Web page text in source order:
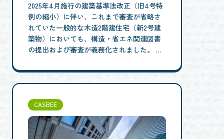
2025年4月施行の建築基準法改正（旧4号特
例の縮小）に伴い、これまで審査が省略さ
れていた一般的な木造2階建住宅（新2号建
築物）においても、構造・省エネ関連図書
の提出および審査が義務化されました。 …
CASBEE